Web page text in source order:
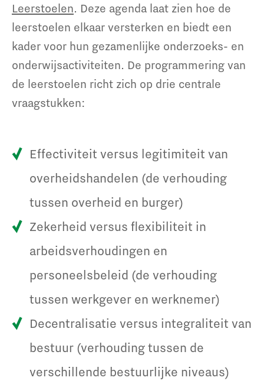
Leerstoelen. Deze agenda laat zien hoe de
leerstoelen elkaar versterken en biedt een
kader voor hun gezamenlijke onderzoeks- en
onderwijsactiviteiten. De programmering van
de leerstoelen richt zich op drie centrale
vraagstukken:
Effectiviteit versus legitimiteit van
overheidshandelen (de verhouding
tussen overheid en burger)
Zekerheid versus flexibiliteit in
arbeidsverhoudingen en
personeelsbeleid (de verhouding
tussen werkgever en werknemer)
Decentralisatie versus integraliteit van
bestuur (verhouding tussen de
verschillende bestuurlijke niveaus)